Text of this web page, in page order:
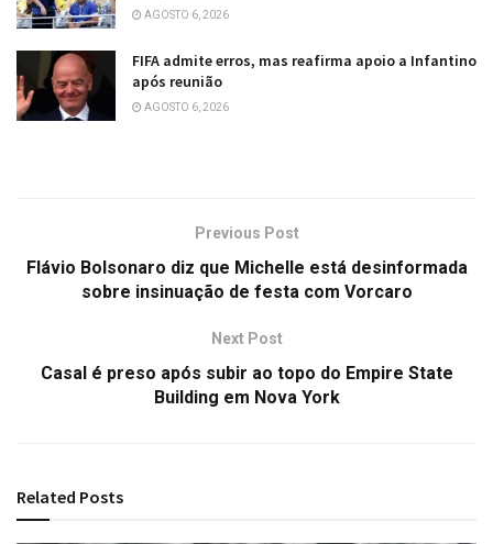
AGOSTO 6, 2026
FIFA admite erros, mas reafirma apoio a Infantino
após reunião
AGOSTO 6, 2026
Previous Post
Flávio Bolsonaro diz que Michelle está desinformada
sobre insinuação de festa com Vorcaro
Next Post
Casal é preso após subir ao topo do Empire State
Building em Nova York
Related Posts